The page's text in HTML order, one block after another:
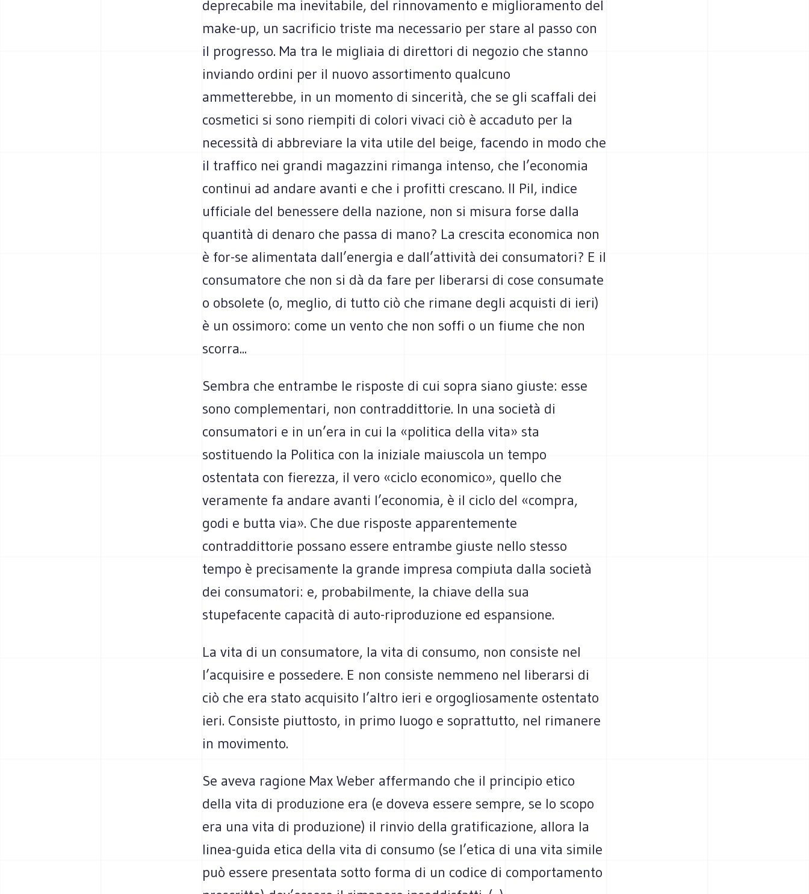
deprecabile ma inevitabile, del rinnovamento e miglioramento del
make-up, un sacrificio triste ma necessario per stare al passo con
il progresso. Ma tra le migliaia di direttori di negozio che stanno
inviando ordini per il nuovo assortimento qualcuno
ammetterebbe, in un momento di sincerità, che se gli scaffali dei
cosmetici si sono riempiti di colori vivaci ciò è accaduto per la
necessità di abbreviare la vita utile del beige, facendo in modo che
il traffico nei grandi magazzini rimanga intenso, che l’economia
continui ad andare avanti e che i profitti crescano. Il Pil, indice
ufficiale del benessere della nazione, non si misura forse dalla
quantità di denaro che passa di mano? La crescita economica non
è for-se alimentata dall’energia e dall’attività dei consumatori? E il
consumatore che non si dà da fare per liberarsi di cose consumate
o obsolete (o, meglio, di tutto ciò che rimane degli acquisti di ieri)
è un ossimoro: come un vento che non soffi o un fiume che non
scorra...
Sembra che entrambe le risposte di cui sopra siano giuste: esse
sono complementari, non contraddittorie. In una società di
consumatori e in un’era in cui la «politica della vita» sta
sostituendo la Politica con la iniziale maiuscola un tempo
ostentata con fierezza, il vero «ciclo economico», quello che
veramente fa andare avanti l’economia, è il ciclo del «compra,
godi e butta via». Che due risposte apparentemente
contraddittorie possano essere entrambe giuste nello stesso
tempo è precisamente la grande impresa compiuta dalla società
dei consumatori: e, probabilmente, la chiave della sua
stupefacente capacità di auto-riproduzione ed espansione.
La vita di un consumatore, la vita di consumo, non consiste nel
l’acquisire e possedere. E non consiste nemmeno nel liberarsi di
ciò che era stato acquisito l’altro ieri e orgogliosamente ostentato
ieri. Consiste piuttosto, in primo luogo e soprattutto, nel rimanere
in movimento.
Se aveva ragione Max Weber affermando che il principio etico
della vita di produzione era (e doveva essere sempre, se lo scopo
era una vita di produzione) il rinvio della gratificazione, allora la
linea-guida etica della vita di consumo (se l’etica di una vita simile
può essere presentata sotto forma di un codice di comportamento